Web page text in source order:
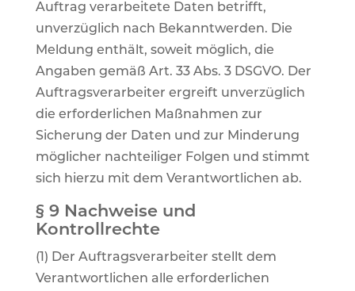
Auftrag verarbeitete Daten betrifft,
unverzüglich nach Bekanntwerden. Die
Meldung enthält, soweit möglich, die
Angaben gemäß Art. 33 Abs. 3 DSGVO. Der
Auftragsverarbeiter ergreift unverzüglich
die erforderlichen Maßnahmen zur
Sicherung der Daten und zur Minderung
möglicher nachteiliger Folgen und stimmt
sich hierzu mit dem Verantwortlichen ab.
§ 9 Nachweise und
Kontrollrechte
(1) Der Auftragsverarbeiter stellt dem
Verantwortlichen alle erforderlichen